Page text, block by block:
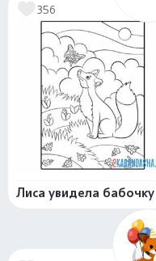
356
Лиса увидела бабочку